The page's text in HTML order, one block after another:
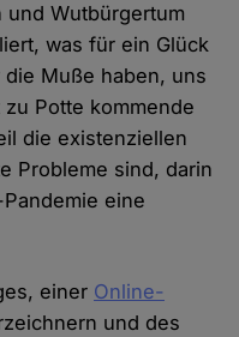
und Wutbürgertum
was für ein Glück
Muße haben, uns
Potte kommende
die existenziellen
Probleme sind, darin
eine
einer Online-
und des